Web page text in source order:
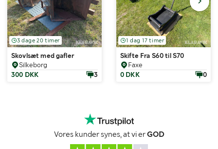
3 dage 20 timer
Skovlsæt med gafler
Silkeborg
300 DKK
3
1 dag 17 timer
Skifte Fra S60 til S70
Faxe
0 DKK
0
Vores kunder synes, at vi erGOD